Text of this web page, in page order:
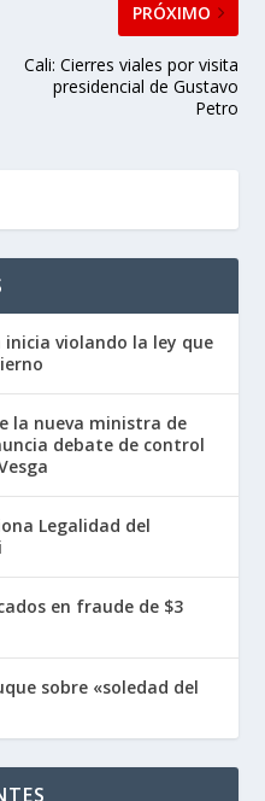
PRÓXIMO
Cali: Cierres viales por visita
presidencial de Gustavo
Petro
inicia violando la ley que
la nueva ministra de
debate de control
Legalidad del
en fraude de $3
sobre «soledad del